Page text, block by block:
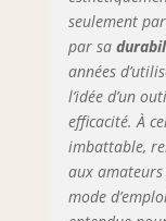
acier
Facile
main
plus
seulement
par sa
années
l’idée d’un
efficacité. À
imbattable,
aux amateurs
mode